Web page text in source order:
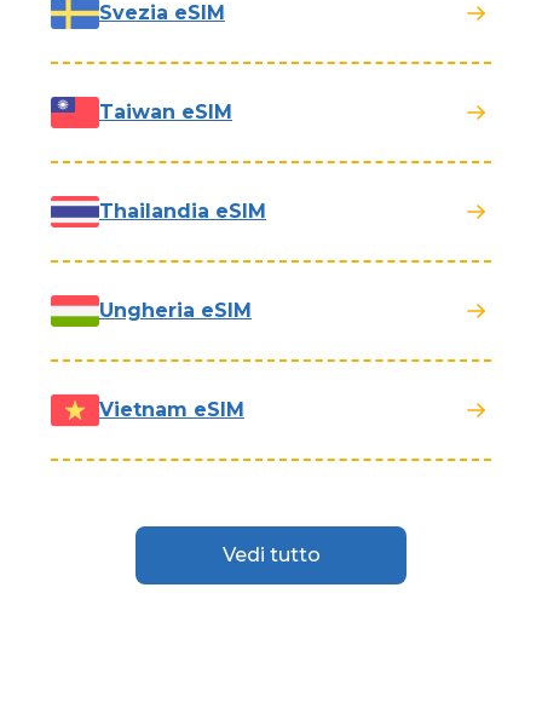
Svezia eSIM
Taiwan eSIM
Thailandia eSIM
Ungheria eSIM
Vietnam eSIM
Vedi tutto